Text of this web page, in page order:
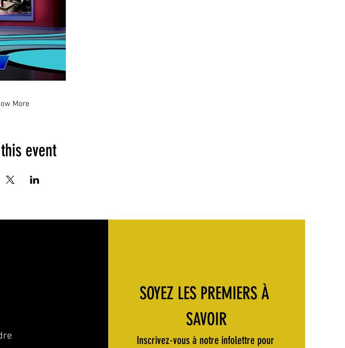
More
event
SOYEZ LES PREMIERS À
SAVOIR
Inscrivez-vous à notre infolettre pour